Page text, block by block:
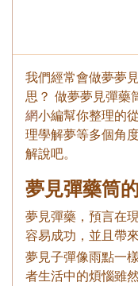
我們經常會做夢夢
思？ 做夢夢見彈藥
網小編幫你整理的
理學解夢等多個角
解說吧。
夢見彈藥筒
夢見彈藥，預言在
容易成功，並且帶
夢見子彈像雨點一
者生活中的煩惱雖